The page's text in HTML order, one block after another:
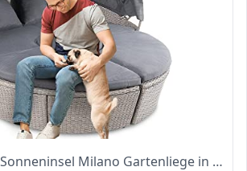
di volio Garten Sonneninsel Milano Gartenliege in 3 (Grau/Graphit)